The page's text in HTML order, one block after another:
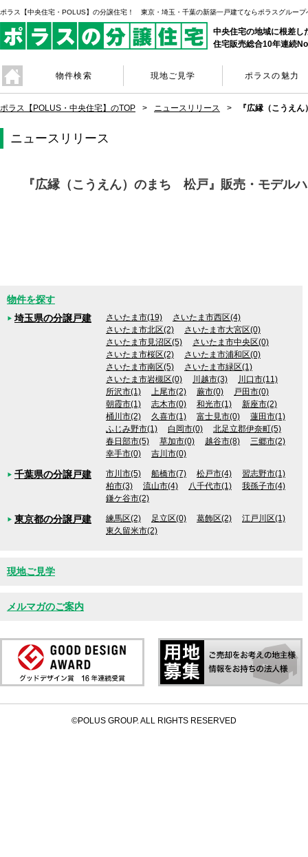
ポラス【中央住宅・POLUS】の分譲住宅！ 東京・埼玉・千葉の新築一戸建てならポラスグループ
中央住宅の地域に根差し
住宅販売総合10年連続
物件検索 現地ご見学 ポラスの魅力
ポラス【POLUS・中央住宅】のTOP ニュースリリース 『広縁（こうえ
ニュースリリース
『広縁（こうえん）のまち 松戸』販売・モデル
物件を探す
埼玉県の分譲戸建
さいたま市(19)
さいたま市西区(4)
さいたま市北区(2)
さいたま市大宮区(0)
さいたま市見沼区(5)
さいたま市中央区(0)
さいたま市桜区(2)
さいたま市浦和区(0)
さいたま市南区(5)
さいたま市緑区(1)
さいたま市岩槻区(0)
川越市(3)
川口市(11)
所沢市(1)
上尾市(2) 蕨市(0)
戸田市(0)
朝霞市(1)
志木市(0) 和光市(1)
新座市(2)
桶川市(2)
久喜市(1) 富士見市(0)
蓮田市(1)
ふじみ野市(1)
白岡市(0)
北足立郡伊奈町(5)
春日部市(5)
草加市(0) 越谷市(8)
三郷市(2)
幸手市(0)
吉川市(0)
千葉県の分譲戸建 市川市(5) 船橋市(7) 松戸市(4)
習志野市(1)
柏市(3)
流山市(4) 八千代市(1)
我孫子市(4)
鎌ケ谷市(2)
東京都の分譲戸建 練馬区(2) 足立区(0) 葛飾区(2)
江戸川区(1)
東久留米市(2)
現地ご見学
メルマガのご案内
©POLUS GROUP. ALL RIGHTS RESERVED